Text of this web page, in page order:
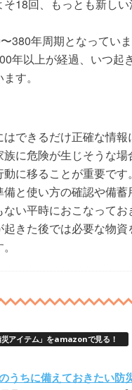
そ18回、もっとも新し
380年周期となってい
年以上が経過、いつ起
す。
できるだけ正確な情報
に危険が生じそうな
動に移ることが重要で
と使い方の確認や備
い平時におこなってお
きた後では必要な物資
アイテム」をamazonで見る！
うちに備えておきたい防